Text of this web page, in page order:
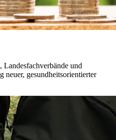
und
neuer, gesundheitsorientierter